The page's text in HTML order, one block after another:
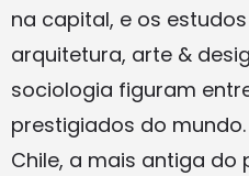
na capital, e os
arquitetura, arte &
sociologia figuram
prestigiados do
Chile, a mais antiga do